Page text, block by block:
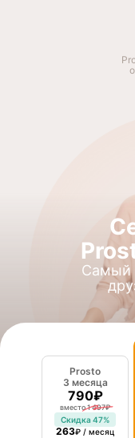
Самый
Prosto
3 месяца
790₽
вместо 1 497₽
Скидка 47%
263₽ / месяц